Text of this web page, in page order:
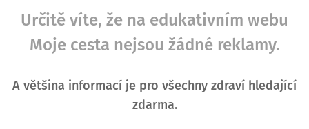
Určitě víte, že na edukativním webu
Moje cesta nejsou žádné reklamy.
A většina informací je pro všechny zdraví hledající
zdarma.